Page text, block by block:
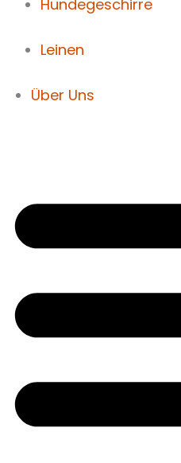
Hundegeschirre
Leinen
Über Uns